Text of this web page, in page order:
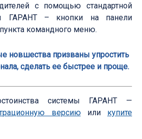
с помощью стандартной
ГАРАНТ – кнопки на панели
командного меню.
новшества призваны упростить
сделать ее быстрее и проще.
системы ГАРАНТ —
версиюили купите